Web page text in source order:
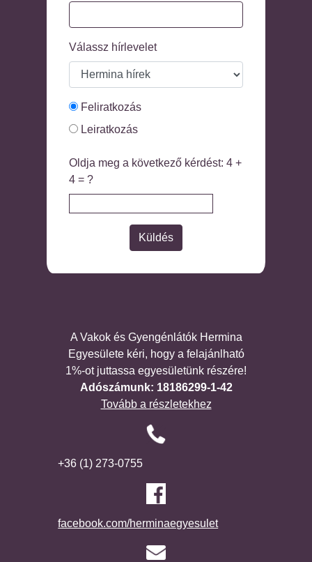
Válassz hírlevelet
Feliratkozás
Leiratkozás
Oldja meg a következő kérdést: 4 +
4 = ?
A Vakok és Gyengénlátók Hermina
Egyesülete kéri, hogy a felajánlható
1%-ot juttassa egyesületünk részére!
Adószámunk: 18186299-1-42
Tovább a részletekhez
+36 (1) 273-0755
facebook.com/herminaegyesulet